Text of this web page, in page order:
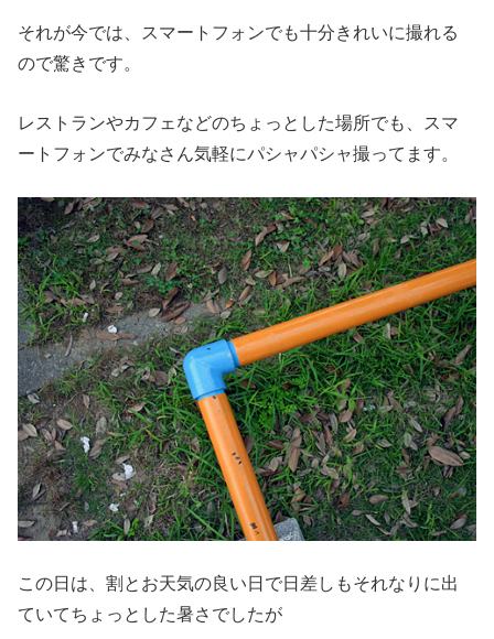
それが今では、スマートフォンでも十分きれいに撮れる
ので驚きです。
レストランやカフェなどのちょっとした場所でも、スマ
ートフォンでみなさん気軽にパシャパシャ撮ってます。
この日は、割とお天気の良い日で日差しもそれなりに出
ていてちょっとした暑さでしたが